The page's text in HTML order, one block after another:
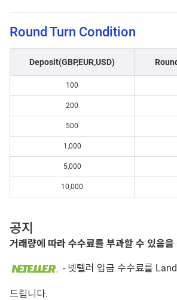
Round Turn Condition
Deposit(GBP,EUR,USD)
100
200
500
1,000
5,000
10,000
공지
거래량에 따라 수수료를 부과할 수 있음
- 넷텔러 입금 수수료를
드립니다.